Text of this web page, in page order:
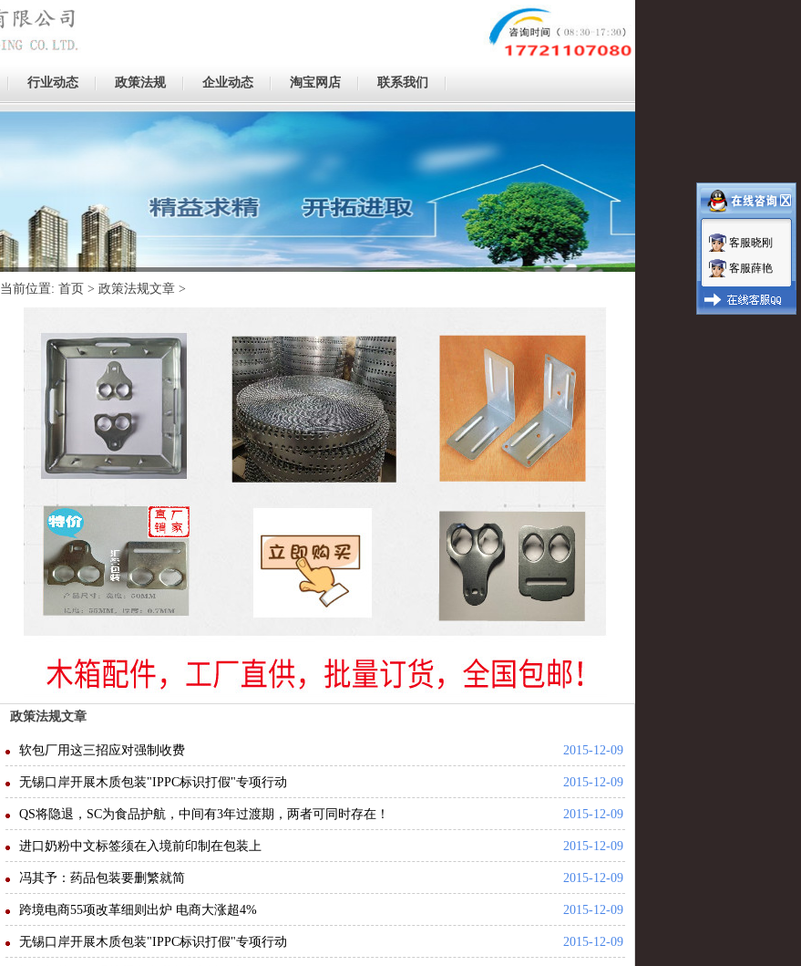
行业动态 政策法规 企业动态 淘宝网店 联系我们
当前位置: 首页 > 政策法规文章 >
政策法规文章
2015-12-09
软包厂用这三招应对强制收费
2015-12-09
无锡口岸开展木质包装"IPPC标识打假"专项行动
2015-12-09
QS将隐退，SC为食品护航，中间有3年过渡期，两者可同时存在！
2015-12-09
进口奶粉中文标签须在入境前印制在包装上
2015-12-09
冯其予：药品包装要删繁就简
2015-12-09
跨境电商55项改革细则出炉 电商大涨超4%
2015-12-09
无锡口岸开展木质包装"IPPC标识打假"专项行动
客服晓刚
客服薛艳